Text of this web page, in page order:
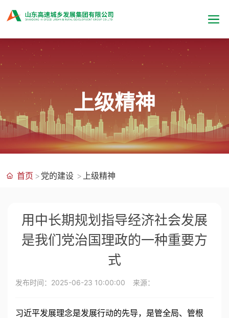
上级精神
首页 党的建设 上级精神
用中长期规划指导经济社会发展
是我们党治国理政的一种重要方
式
发布时间： 2025-06-23 10:00:00 来源：
习近平发展理念是发展行动的先导，是管全局、管根